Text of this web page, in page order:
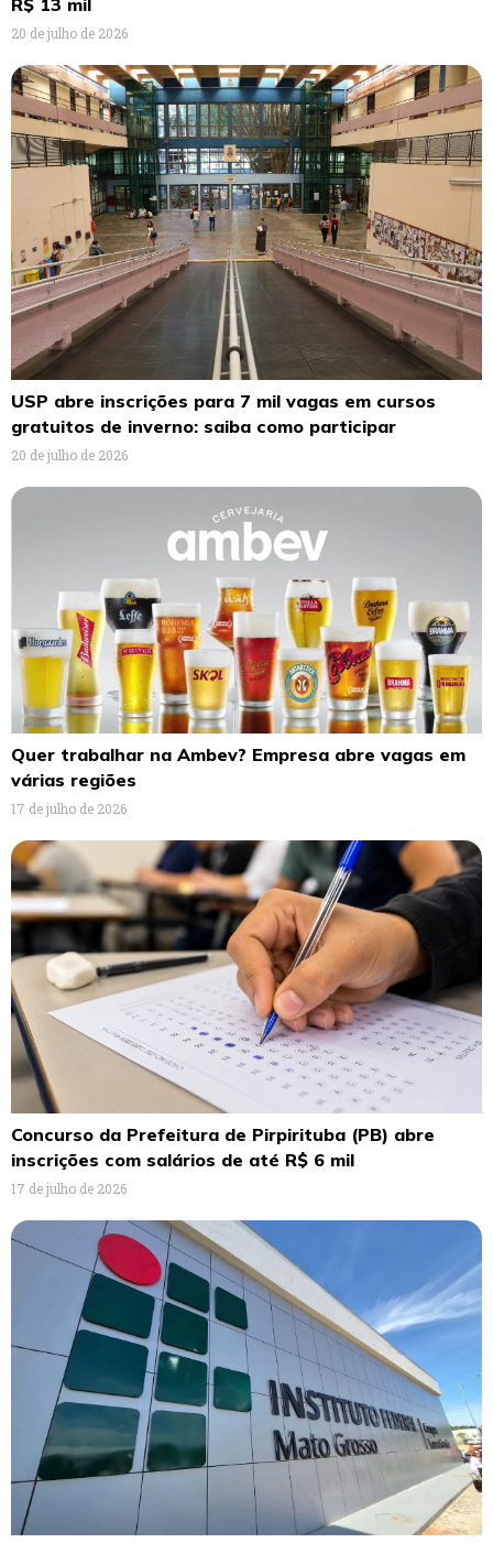
R$ 13 mil
20 de julho de 2026
USP abre inscrições para 7 mil vagas em cursos
gratuitos de inverno: saiba como participar
20 de julho de 2026
Quer trabalhar na Ambev? Empresa abre vagas em
várias regiões
17 de julho de 2026
Concurso da Prefeitura de Pirpirituba (PB) abre
inscrições com salários de até R$ 6 mil
17 de julho de 2026